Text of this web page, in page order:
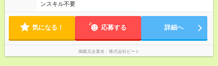
ンスキル不要
気になる！ 応募する 詳細へ
掲載元企業名 株式会社ビート